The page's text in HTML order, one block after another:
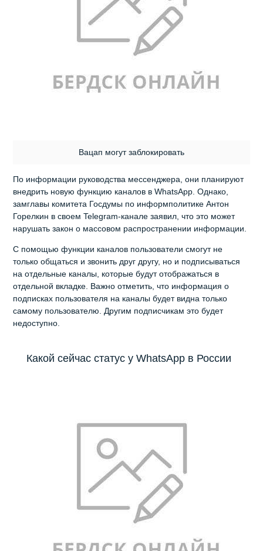
Вацап могут заблокировать
По информации руководства мессенджера, они планируют
внедрить новую функцию каналов в WhatsApp. Однако,
замглавы комитета Госдумы по информполитике Антон
Горелкин в своем Telegram-канале заявил, что это может
нарушать закон о массовом распространении информации.
С помощью функции каналов пользователи смогут не
только общаться и звонить друг другу, но и подписываться
на отдельные каналы, которые будут отображаться в
отдельной вкладке. Важно отметить, что информация о
подписках пользователя на каналы будет видна только
самому пользователю. Другим подписчикам это будет
недоступно.
Какой сейчас статус у WhatsApp в России